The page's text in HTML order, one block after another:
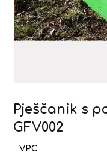
Pješčanik s
GFV002